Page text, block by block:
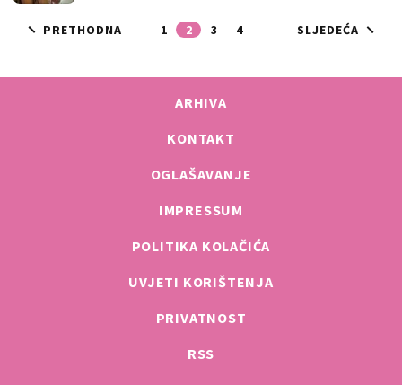
PRETHODNA 1 2 3 4 SLJEDEĆA
ARHIVA
KONTAKT
OGLAŠAVANJE
IMPRESSUM
POLITIKA KOLAČIĆA
UVJETI KORIŠTENJA
PRIVATNOST
RSS